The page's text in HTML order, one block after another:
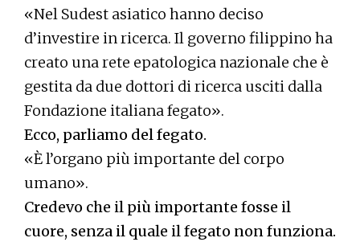
«Nel Sudest asiatico hanno deciso
d’investire in ricerca. Il governo filippino ha
creato una rete epatologica nazionale che è
gestita da due dottori di ricerca usciti dalla
Fondazione italiana fegato».
Ecco, parliamo del fegato.
«È l’organo più importante del corpo
umano».
Credevo che il più importante fosse il
cuore, senza il quale il fegato non funziona.